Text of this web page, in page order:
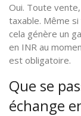
Oui. Toute
taxable. Même
cela génère un
en INR au
est obligatoire.
Que se
échange